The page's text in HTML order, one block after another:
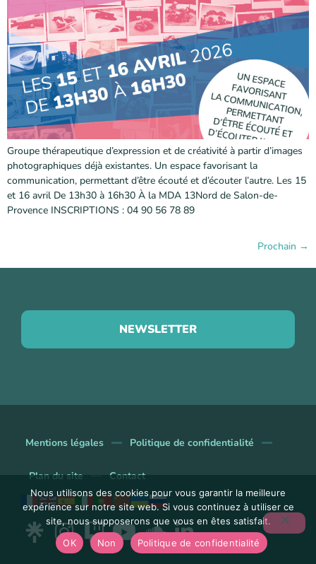
Groupe thérapeutique d’expression et de créativité à partir d’images
photographiques déjà existantes. Un espace favorisant la
communication, permettant d’être écouté et d’écouter l’autre. Les 15
et 16 avril De 13h30 à 16h30 À la MDA 13Nord de Salon-de-
Provence INSCRIPTIONS : 04 90 56 78 89
Prochain →
NEWSLETTER
Mentions légales Politique de confidentialité
Plan du site Contact
Nous utilisons des cookies pour vous garantir la meilleure
expérience sur notre site web. Si vous continuez à utiliser ce
site, nous supposerons que vous en êtes satisfait.
OK
Non Politique de confidentialité